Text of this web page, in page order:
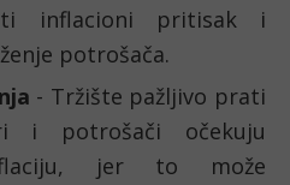
inflacioni pritisak i
potrošača.
- Tržište pažljivo prati
i potrošači očekuju
jer to može